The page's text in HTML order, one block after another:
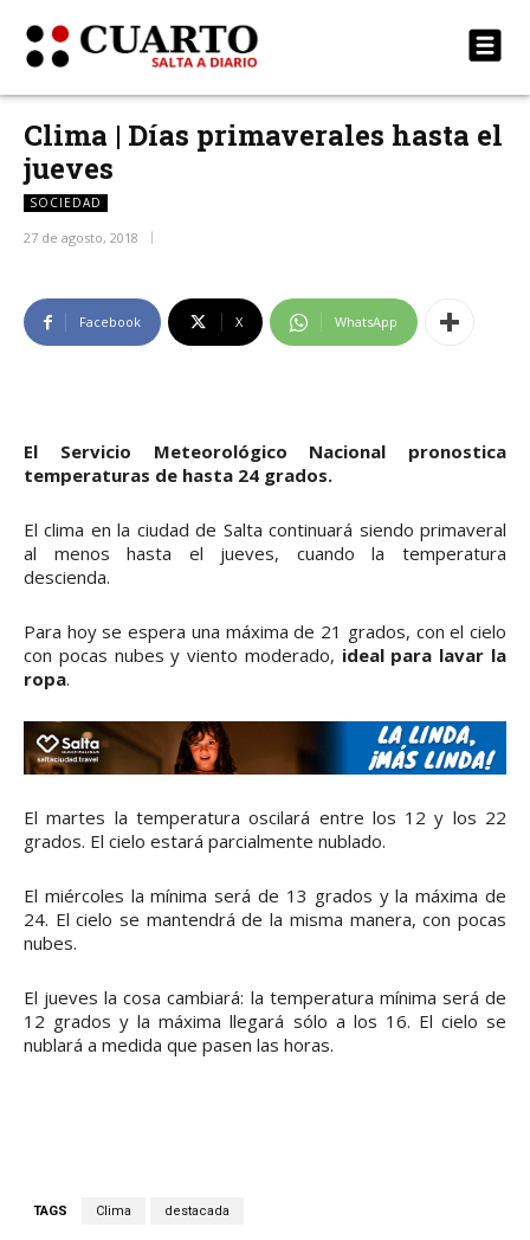
Clima | Días primaverales hasta el
jueves
SOCIEDAD
27 de agosto, 2018
Facebook X WhatsApp
El Servicio Meteorológico Nacional pronostica
temperaturas de hasta 24 grados.
El clima en la ciudad de Salta continuará siendo primaveral
al menos hasta el jueves, cuando la temperatura
descienda.
Para hoy se espera una máxima de 21 grados, con el cielo
con pocas nubes y viento moderado, ideal para lavar la
ropa.
El martes la temperatura oscilará entre los 12 y los 22
grados. El cielo estará parcialmente nublado.
El miércoles la mínima será de 13 grados y la máxima de
24. El cielo se mantendrá de la misma manera, con pocas
nubes.
El jueves la cosa cambiará: la temperatura mínima será de
12 grados y la máxima llegará sólo a los 16. El cielo se
nublará a medida que pasen las horas.
TAGS Clima destacada